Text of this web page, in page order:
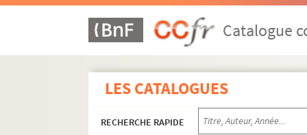
Catalogue
LES CATALOGUES
RECHERCHE RAPIDE